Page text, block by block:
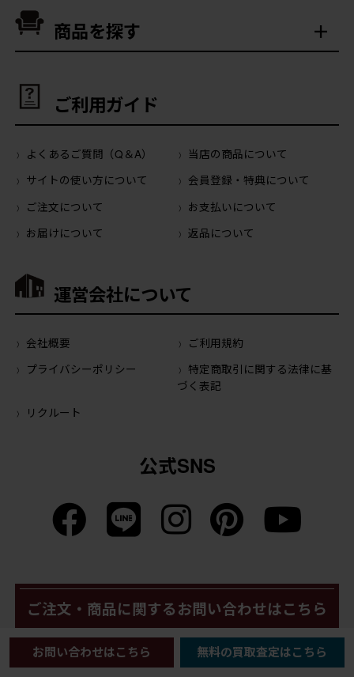
商品を探す
ご利用ガイド
よくあるご質問（Q＆A）
当店の商品について
サイトの使い方について
会員登録・特典について
ご注文について
お支払いについて
お届けについて
返品について
運営会社について
会社概要
ご利用規約
プライバシーポリシー
特定商取引に関する法律に基
づく表記
リクルート
公式SNS
ご注文・商品に関するお問い合わせはこちら
お問い合わせはこちら 無料の買取査定はこちら